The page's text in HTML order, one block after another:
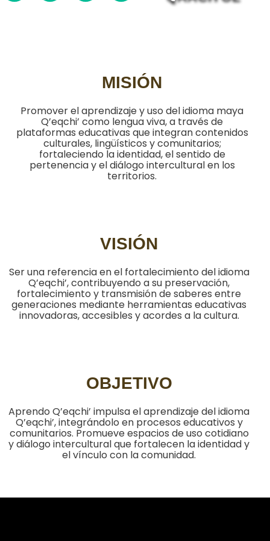
c a u m
MISIÓN
Promover el aprendizaje y uso del idioma maya
Q’eqchi’ como lengua viva, a través de
plataformas educativas que integran contenidos
culturales, lingüísticos y comunitarios;
fortaleciendo la identidad, el sentido de
pertenencia y el diálogo intercultural en los
territorios.
VISIÓN
Ser una referencia en el fortalecimiento del idioma
Q’eqchi’, contribuyendo a su preservación,
fortalecimiento y transmisión de saberes entre
generaciones mediante herramientas educativas
innovadoras, accesibles y acordes a la cultura.
OBJETIVO
Aprendo Q’eqchi’ impulsa el aprendizaje del idioma
Q’eqchi’, integrándolo en procesos educativos y
comunitarios. Promueve espacios de uso cotidiano
y diálogo intercultural que fortalecen la identidad y
el vínculo con la comunidad.